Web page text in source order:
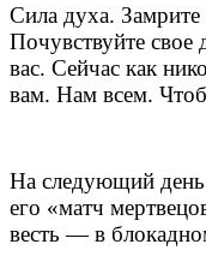
Сила духа. Замрите
Почувствуйте
вас. Сейчас как
вам. Нам всем.
На следующий день
его «матч
весть — в